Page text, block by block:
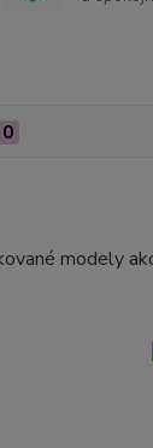
0
modely
- 3,5 mm